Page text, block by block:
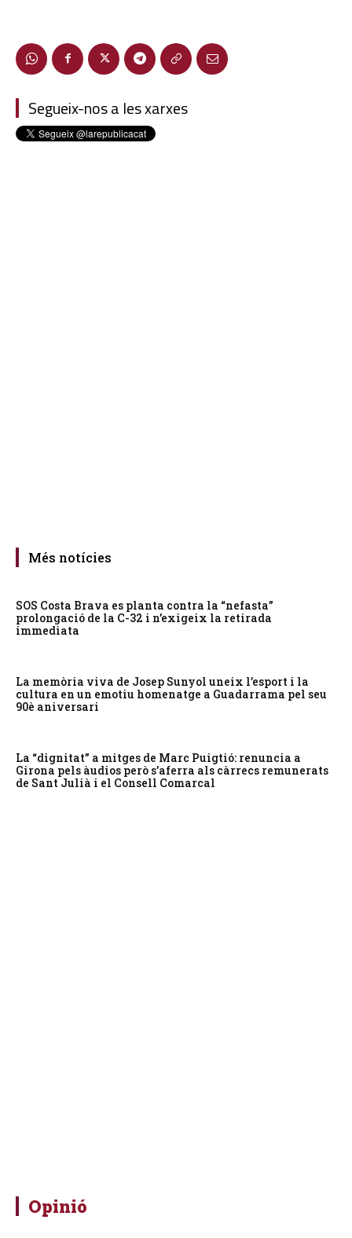
Segueix-nos a les xarxes
Més notícies
SOS Costa Brava es planta contra la “nefasta”
prolongació de la C-32 i n’exigeix la retirada
immediata
La memòria viva de Josep Sunyol uneix l’esport i la
cultura en un emotiu homenatge a Guadarrama pel seu
90è aniversari
La “dignitat” a mitges de Marc Puigtió: renuncia a
Girona pels àudios però s’aferra als càrrecs remunerats
de Sant Julià i el Consell Comarcal
Opinió